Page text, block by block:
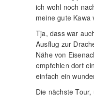
ich wohl noch
meine gute Kawa
Tja, dass war
Ausflug zur
Nähe von
empfehlen dort
einfach ein
Die nächste